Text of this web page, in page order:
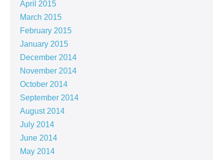
April 2015
March 2015
February 2015
January 2015
December 2014
November 2014
October 2014
September 2014
August 2014
July 2014
June 2014
May 2014